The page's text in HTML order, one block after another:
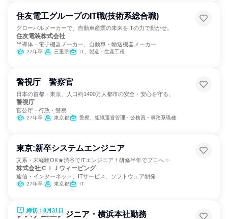
住友電工グループのIT職(技術系総合職)
グローバルメーカーで、自動車産業の未来をITの力で動かせ。
住友電装株式会社
半導体・電子機器メーカー、自動車・輸送機器メーカー
27年卒 三重県 IT、製造・生産工程
警視庁 警察官
日本の首都・東京。人口約1400万人都市の安全・安心を守る。
警視庁
官公庁・行政・警察
27年卒 東京都 警察、組織運営管理・公務員・事務系職種
東京:新卒システムエンジニア
文系・未経験OK★渋谷でITエンジニア！研修半年でプロへ ✨
株式会社ＣＩＪウィービング
通信・インターネット、ITサービス、ソフトウェア開発
27年卒 東京都 IT
締切：8月31日
システムエンジニア・横浜本社勤務